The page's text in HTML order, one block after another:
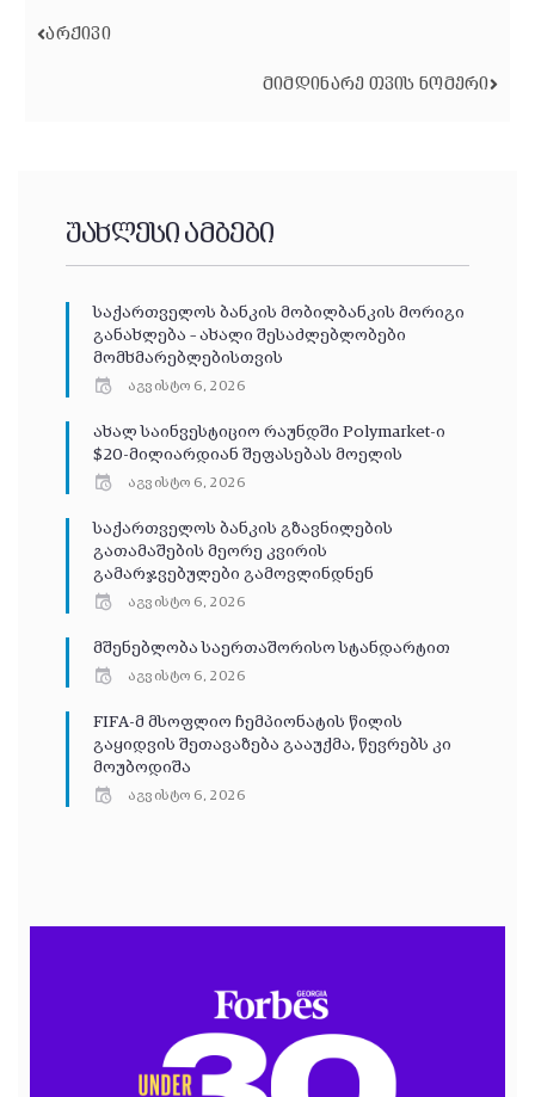
ᲐᲠᲥᲘᲕᲘ
ᲛᲘᲛᲓᲘᲜᲐᲠᲔ ᲗᲕᲘᲡ ᲜᲝᲛᲔᲠᲘ
უახლესი ამბები
საქართველოს ბანკის მობილბანკის მორიგი
განახლება – ახალი შესაძლებლობები
მომხმარებლებისთვის
აგვისტო 6, 2026
ახალ საინვესტიციო რაუნდში Polymarket-ი
$20-მილიარდიან შეფასებას მოელის
აგვისტო 6, 2026
საქართველოს ბანკის გზავნილების
გათამაშების მეორე კვირის
გამარჯვებულები გამოვლინდნენ
აგვისტო 6, 2026
მშენებლობა საერთაშორისო სტანდარტით
აგვისტო 6, 2026
FIFA-მ მსოფლიო ჩემპიონატის წილის
გაყიდვის შეთავაზება გააუქმა, წევრებს კი
მოუბოდიშა
აგვისტო 6, 2026